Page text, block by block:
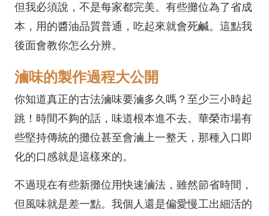
但我必須說，不是每家都完美。有些攤位為了省成
本，用的醬油品質普通，吃起來就會死鹹。這點我
後面會教你怎么分辨。
滷味的製作過程大公開
你知道真正的古法滷味要滷多久嗎？至少三小時起
跳！時間不夠的話，味道根本進不去。華榮市場有
些堅持傳統的攤位甚至會滷上一整天，那種入口即
化的口感就是這樣來的。
不過現在有些新攤位用快速滷法，雖然節省時間，
但風味就是差一點。我個人還是偏愛慢工出細活的